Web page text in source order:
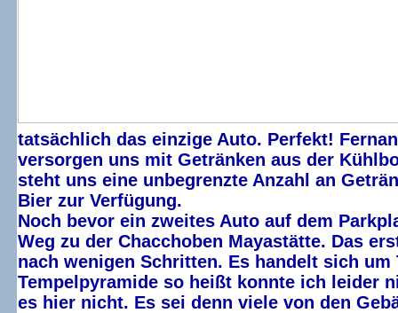
tatsächlich das einzige Auto. Perfekt!
versorgen uns mit Getränken aus der
steht uns eine unbegrenzte Anzahl an
Bier zur Verfügung.
Noch bevor ein zweites Auto auf dem
Weg zu der Chacchoben Mayastätte. Das
nach wenigen Schritten. Es handelt sich um
Tempelpyramide so heißt konnte ich leider
es hier nicht. Es sei denn viele von den